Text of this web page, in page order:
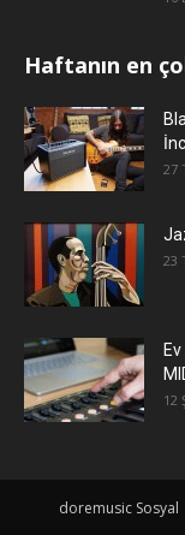
Haftanın en
27
23
12
doremusic Sosyal